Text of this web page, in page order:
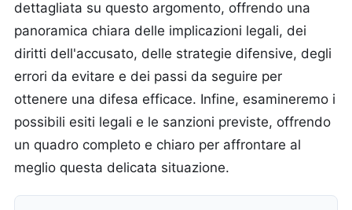
dettagliata su questo argomento, offrendo una
panoramica chiara delle implicazioni legali, dei
diritti dell'accusato, delle strategie difensive, degli
errori da evitare e dei passi da seguire per
ottenere una difesa efficace. Infine, esamineremo i
possibili esiti legali e le sanzioni previste, offrendo
un quadro completo e chiaro per affrontare al
meglio questa delicata situazione.